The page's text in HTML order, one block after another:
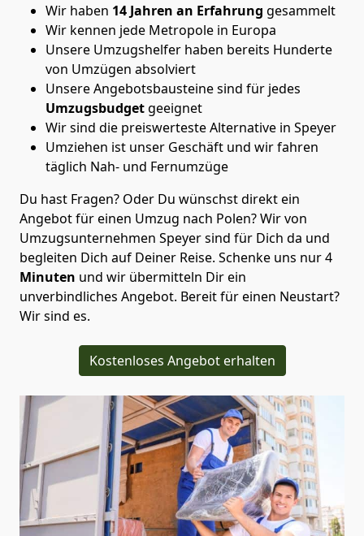
Wir haben 14 Jahren an Erfahrung gesammelt
Wir kennen jede Metropole in Europa
Unsere Umzugshelfer haben bereits Hunderte
von Umzügen absolviert
Unsere Angebotsbausteine sind für jedes
Umzugsbudgetgeeignet
Wir sind die preiswerteste Alternative in Speyer
Umziehen ist unser Geschäft und wir fahren
täglich Nah- und Fernumzüge
Du hast Fragen? Oder Du wünschst direkt ein
Angebot für einen Umzug nach Polen? Wir von
Umzugsunternehmen Speyersind für Dich da und
begleiten Dich auf Deiner Reise. Schenke uns nur4
Minuten und wir übermitteln Dir ein
unverbindliches Angebot. Bereit für einen Neustart?
Wir sind es.
Kostenloses Angebot erhalten